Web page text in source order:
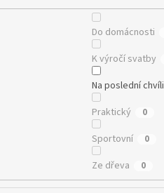
Do domácnosti
K výročí svatby
Na poslední chvíli
Praktický 0
Sportovní 0
Ze dřeva 0